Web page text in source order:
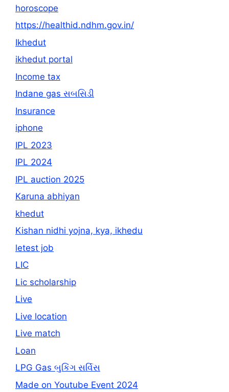
horoscope
https://healthid.ndhm.gov.in/
Ikhedut
ikhedut portal
Income tax
Indane gas સબસિડી
Insurance
iphone
IPL 2023
IPL 2024
IPL auction 2025
Karuna abhiyan
khedut
Kishan nidhi yojna, kya, ikhedu
letest job
LIC
Lic scholarship
Live
Live location
Live match
Loan
LPG Gas બુકિંગ સર્વિસ
Made on Youtube Event 2024